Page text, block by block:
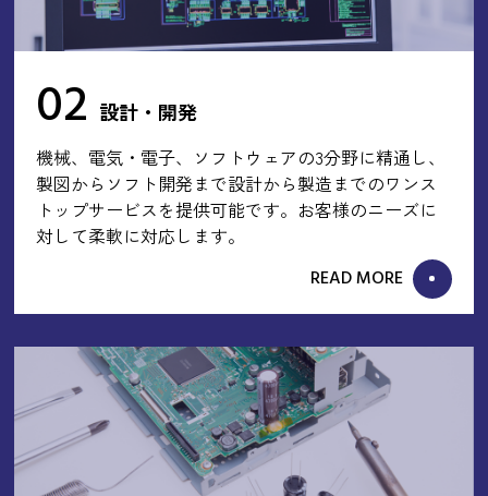
02 設計・開発
機械、電気・電子、ソフトウェアの3分野に精通し、
製図からソフト開発まで設計から製造までのワンス
トップサービスを提供可能です。お客様のニーズに
対して柔軟に対応します。
READ MORE